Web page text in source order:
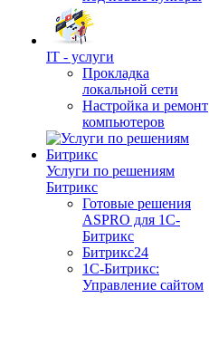
IT - услуги
Прокладка
локальной сети
Настройка и ремонт
компьютеров
Услуги по решениям
Битрикс
Готовые решения
ASPRO для 1С-
Битрикс
Битрикс24
1С-Битрикс:
Управление сайтом